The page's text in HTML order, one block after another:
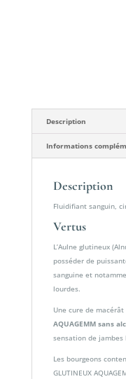
Description
Informations
Description
Fluidifiant sanguin,
Vertus
L’Aulne glutineux
posséder de
sanguine et
lourdes.
Une cure de macérât
AQUAGEMM sans
sensation de jambes
Les bourgeons
GLUTINEUX